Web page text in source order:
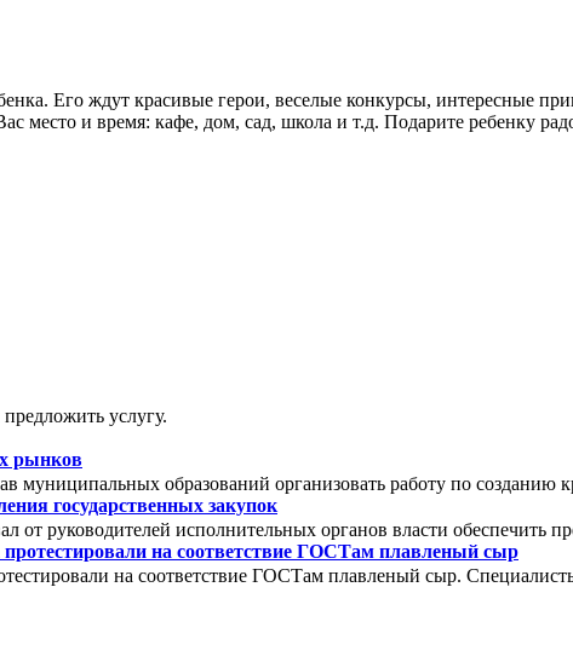
Его ждут красивые герои, веселые конкурсы, интересные
место и время: кафе, дом, сад, школа и т.д. Подарите ребенку
услугу.
рынков
муниципальных образований организовать работу по
государственных закупок
от руководителей исполнительных органов власти обеспечить
на соответствие ГОСТам плавленый сыр
на соответствие ГОСТам плавленый сыр.